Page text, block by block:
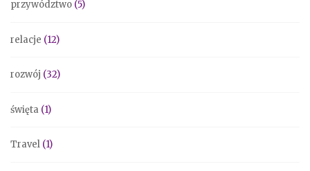
przywództwo (5)
relacje (12)
rozwój (32)
święta (1)
Travel (1)